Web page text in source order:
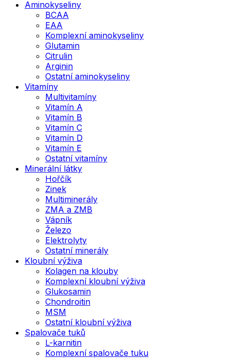
Aminokyseliny
BCAA
EAA
Komplexní aminokyseliny
Glutamin
Citrulin
Arginin
Ostatní aminokyseliny
Vitamíny
Multivitamíny
Vitamín A
Vitamín B
Vitamín C
Vitamín D
Vitamín E
Ostatní vitamíny
Minerální látky
Hořčík
Zinek
Multiminerály
ZMA a ZMB
Vápník
Železo
Elektrolyty
Ostatní minerály
Kloubní výživa
Kolagen na klouby
Komplexní kloubní výživa
Glukosamin
Chondroitin
MSM
Ostatní kloubní výživa
Spalovače tuků
L-karnitin
Komplexní spalovače tuku